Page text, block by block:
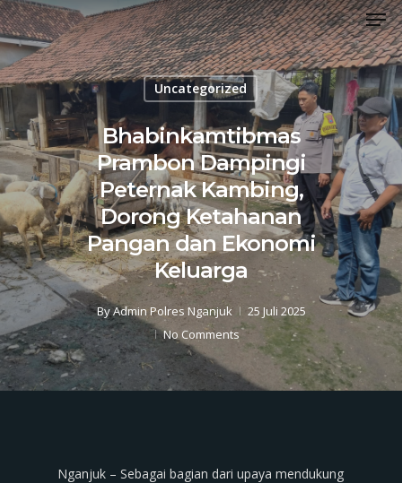
Skip
to
main
content
Uncategorized
Bhabinkamtibmas
Prambon Dampingi
Peternak Kambing,
Dorong Ketahanan
Pangan dan Ekonomi
Keluarga
ByAdmin Polres Nganjuk
25 Juli 2025
No Comments
Nganjuk – Sebagai bagian dari upaya mendukung
Close
Menu